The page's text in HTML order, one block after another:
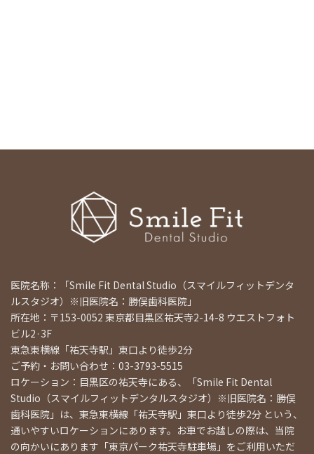
医院名称：「Smile Fit Dental Studio（スマイルフィットデンタ
ルスタジオ）※旧医院名：勝俣歯科医院」
所在地：〒153-0052 東京都目黒区祐天寺2-14-8 ウエストフォト
ビル2·3F
東急東横線「祐天寺駅」東口より徒歩2分
ご予約・お問い合わせ：03-3793-5515
ロケーション：目黒区の祐天寺にある、「Smile Fit Dental
Studio（スマイルフィットデンタルスタジオ）※旧医院名：勝俣
歯科医院」は、東急東横線「祐天寺駅」東口より徒歩2分 という、
通いやすいロケーションにあります。お車でお越しの際は、当院
の向かいにあります「東京パーク祐天寺駐車場」をご利用いただ